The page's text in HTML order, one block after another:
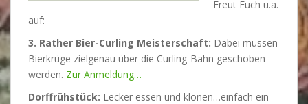
Freut Euch u.a.
auf:
3. Rather Bier-Curling Meisterschaft: Dabei müssen
Bierkrüge zielgenau über die Curling-Bahn geschoben
werden. Zur Anmeldung…
Dorffrühstück: Lecker essen und klönen…einfach ein